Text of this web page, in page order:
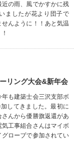
の雨、風でかすかに残
ましたが花より団子で
んように！！あと気温
リング大会&新年会
も建築士会三沢支部ボ
してきました。最初に
んから優勝旗返還があ
工事組合さんはマイボ
ローブで参加されてい